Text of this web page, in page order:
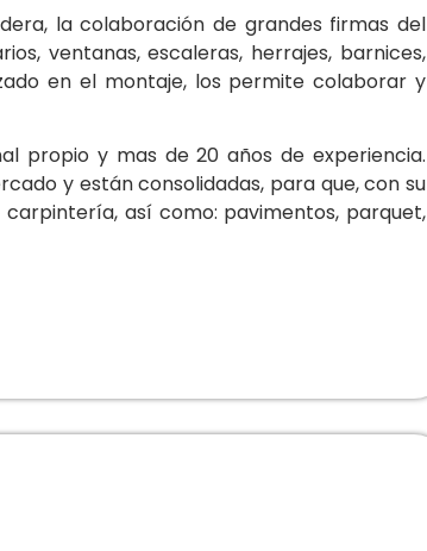
la colaboración de grandes firmas del
ventanas, escaleras, herrajes, barnices,
en el montaje, los permite colaborar y
propio y mas de 20 años de experiencia.
y están consolidadas, para que, con su
así como: pavimentos, parquet,